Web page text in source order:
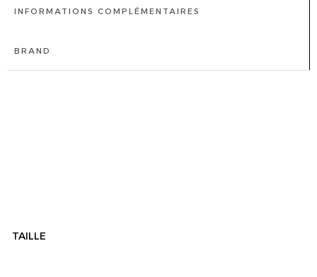
INFORMATIONS COMPLÉMENTAIRES
BRAND
TAILLE